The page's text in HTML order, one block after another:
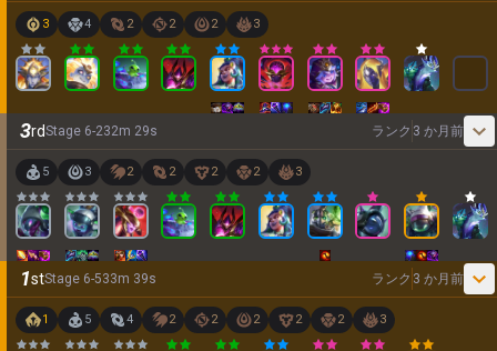
3 4 2 2 2 3
3rdStage 6-232m 29s ランク 3 か月前
5 3 2 2 2 2 3
1stStage 6-533m 39s ランク 3 か月前
1 5 4 2 2 2 2 2 3